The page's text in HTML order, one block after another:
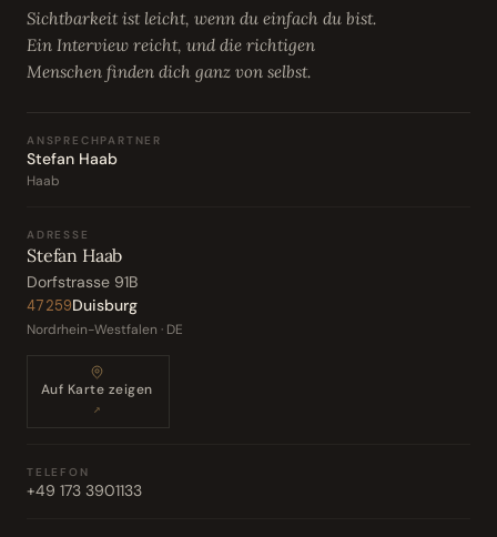
Sichtbarkeit ist leicht, wenn du einfach du bist.
Ein Interview reicht, und die richtigen
Menschen finden dich ganz von selbst.
ANSPRECHPARTNER
Stefan Haab
Haab
ADRESSE
Stefan Haab
Dorfstrasse 91B
47259Duisburg
Nordrhein-Westfalen · DE
Auf Karte zeigen
↗
TELEFON
+49 173 3901133